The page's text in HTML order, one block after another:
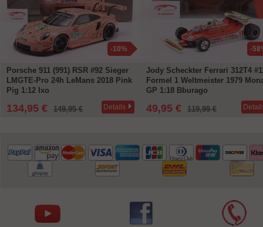
-10%
Porsche 911 (991) RSR #92 Sieger
LMGTE-Pro 24h LeMans 2018 Pink
Pig 1:12 Ixo
134,95 € 149,95 € Details
-
Jody Scheckter Ferrari 312T4
Formel 1 Weltmeister 1979
GP 1:18 Bburago
49,95 € 119,99 €